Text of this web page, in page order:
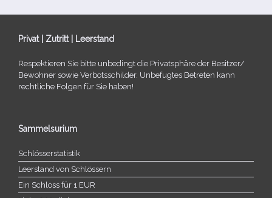
Privat | Zutritt | Leerstand
Respektieren Sie bitte unbe­dingt die Privatsphäre der Besitzer/​
Bewohner sowie Verbotsschilder. Unbefugtes Betreten kann
recht­li­che Folgen für Sie haben!
Sammelsurium
Schlösserstatistik
Leerstand von Schlössern
Ein Schloss für 1 EUR